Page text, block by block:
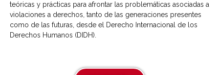
teóricas y prácticas para afrontar las problemáticas asociadas a
violaciones a derechos, tanto de las generaciones presentes
como de las futuras, desde el Derecho Internacional de los
Derechos Humanos (DIDH).